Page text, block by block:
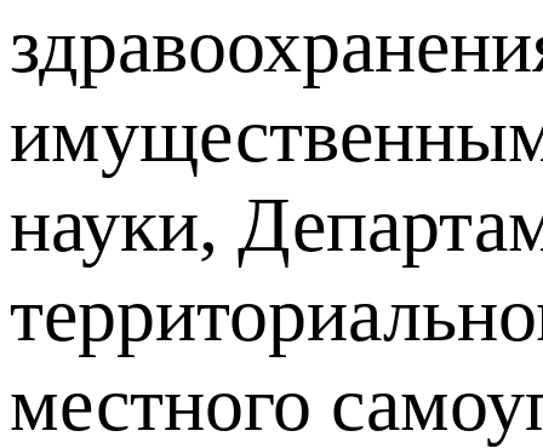
науки,
местного